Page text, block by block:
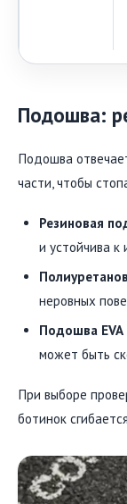
Подошва:
Подошва
части, чтобы
Резиновая
и устойчива
неровных
Подошва EVA
может быть
При выборе
ботинок